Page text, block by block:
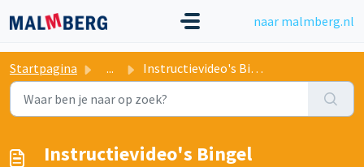
naar malmberg.nl
Startpagina ... Instructievideo's Bingel
Instructievideo's Bingel